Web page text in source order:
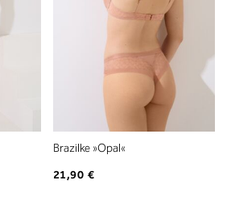
Brazilke »Opal«
21,90 €